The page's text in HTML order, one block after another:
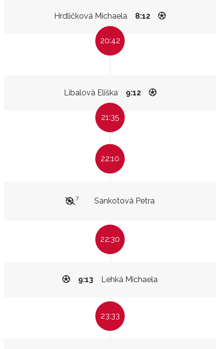
Hrdličková Michaela 8:12
20:42
Líbalová Eliška 9:12
21:35
22:10
Sankotová Petra
7
22:30
Lehká Michaela
9:13
23:33